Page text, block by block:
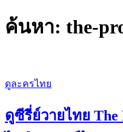
ค้นหา: the-
ดูละครไทย
ดูซีรี่ย์วายไทย